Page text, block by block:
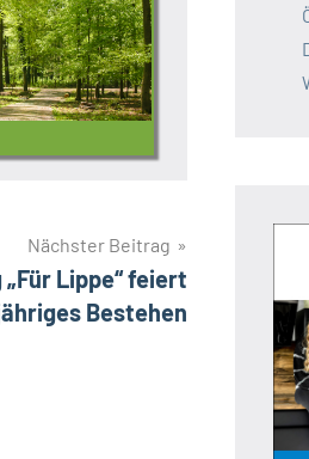
Nächster Beitrag
Lippe“ feiert
Bestehen